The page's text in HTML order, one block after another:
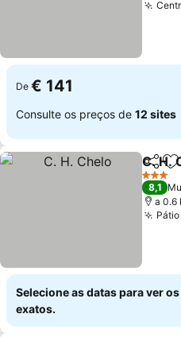
De € 141
Consulte os preços de 12 sites
C. H.
3 Estrelas
8,1
a 0.6
Selecione as datas para ver
exatos.